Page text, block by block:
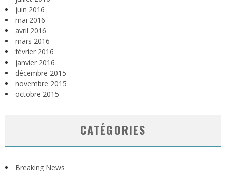
juin 2016
mai 2016
avril 2016
mars 2016
février 2016
janvier 2016
décembre 2015
novembre 2015
octobre 2015
CATÉGORIES
Breaking News